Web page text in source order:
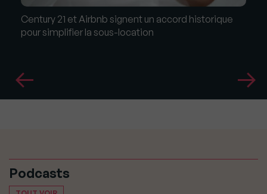
Century 21 et Airbnb signent un accord historique
pour simplifier la sous-location
Podcasts